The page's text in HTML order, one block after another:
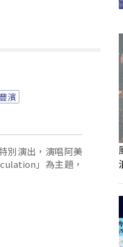
濱
別演出，演唱阿美
」為主題，